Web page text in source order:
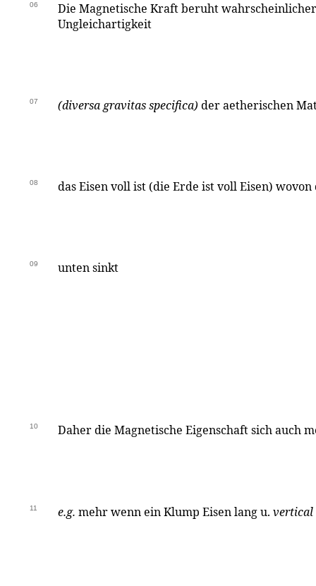
06
Die Magnetische Kraft beruht
Ungleichartigkeit
07 (diversa gravitas specifica) der aetherischen
08 das Eisen voll ist (die Erde ist voll Eisen)
09 unten sinkt
10 Daher die Magnetische Eigenschaft sich auch
11 e.g. mehr wenn ein Klump Eisen lang u. vertical